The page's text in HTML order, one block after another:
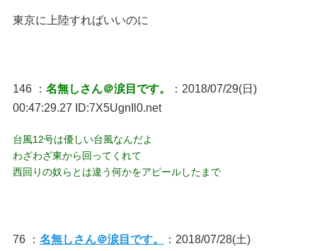
東京に上陸すればいいのに
146 ： 名無しさん＠涙目です。
：2018/07/29(日)
00:47:29.27 ID:7X5UgnIl0.net
台風12号は優しい台風なんだよ
わざわざ東から回ってくれて
西回りの奴らとは違う何かをアピールしたまで
76 ： 名無しさん＠涙目です。
：2018/07/28(土)